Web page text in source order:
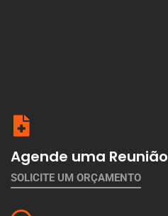
Agende uma Reunião
SOLICITE UM ORÇAMENTO